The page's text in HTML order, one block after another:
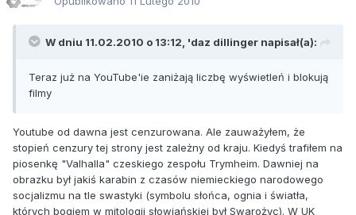
W dniu 11.02.2010 o 13:12, 'daz dillinger napisał(a):
Teraz już na YouTube'ie zaniżają liczbę wyświetleń i blokują
filmy
Youtube od dawna jest cenzurowana. Ale zauważyłem, że
stopień cenzury tej strony jest zależny od kraju. Kiedyś trafiłem na
piosenkę "Valhalla" czeskiego zespołu Trymheim. Dawniej na
obrazku był jakiś karabin z czasów niemieckiego narodowego
socjalizmu na tle swastyki (symbolu słońca, ognia i światła,
których bogiem w mitologii słowiańskiej był Swarożyc). W UK